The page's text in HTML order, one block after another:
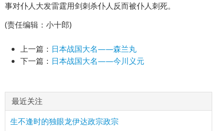
事对仆人大发雷霆用剑刺杀仆人反而被仆人刺死。
(责任编辑：小十郎)
上一篇： 日本战国大名——森兰丸
下一篇： 日本战国大名——今川义元
最近关注
生不逢时的独眼龙伊达政宗政宗